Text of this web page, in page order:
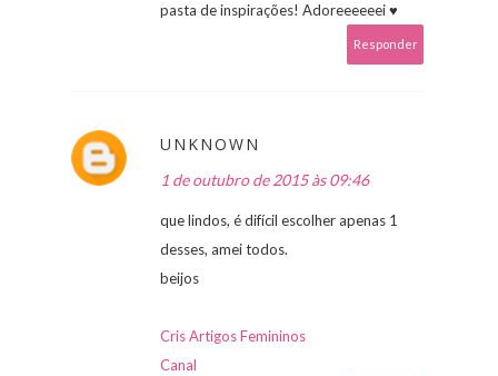
pasta de inspirações! Adoreeeeeei ♥
Responder
UNKNOWN
1 de outubro de 2015 às 09:46
que lindos, é difícil escolher apenas 1
desses, amei todos.
beijos
Cris Artigos Femininos
Canal